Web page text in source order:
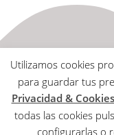
Utilizamos cookies
para guardar tus
Privacidad & Cookies
todas las cookies
configurarlas o